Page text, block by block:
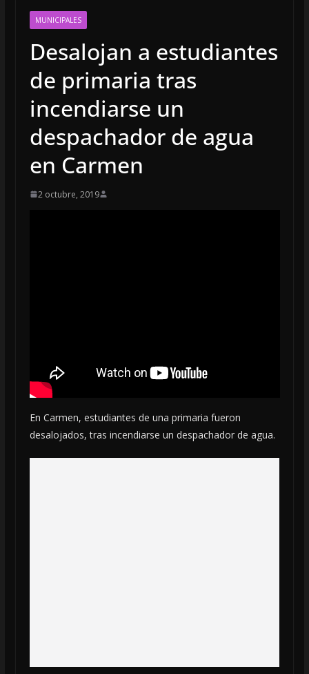
MUNICIPALES
Desalojan a estudiantes
de primaria tras
incendiarse un
despachador de agua
en Carmen
2 octubre, 2019
En Carmen, estudiantes de una primaria fueron
desalojados, tras incendiarse un despachador de agua.